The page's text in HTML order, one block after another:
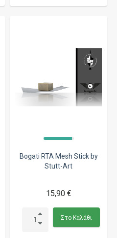
Bogati RTA Mesh Stick by
Stutt-Art
15,90 €
Στο Καλάθι